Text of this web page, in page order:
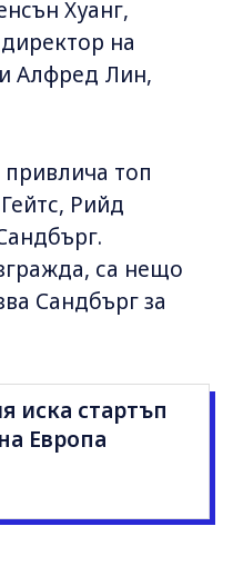
Хуанг,
на
Алфред Лин,
топ
Рийд
са нещо
Сандбърг за
иска стартъп
Европа